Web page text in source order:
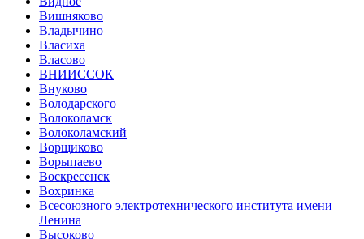
Вишняково
Владычино
Власиха
Власово
ВНИИССОК
Внуково
Володарского
Волоколамск
Волоколамский
Ворщиково
Ворыпаево
Воскресенск
Вохринка
Всесоюзного электротехнического института имени
Ленина
Высоково